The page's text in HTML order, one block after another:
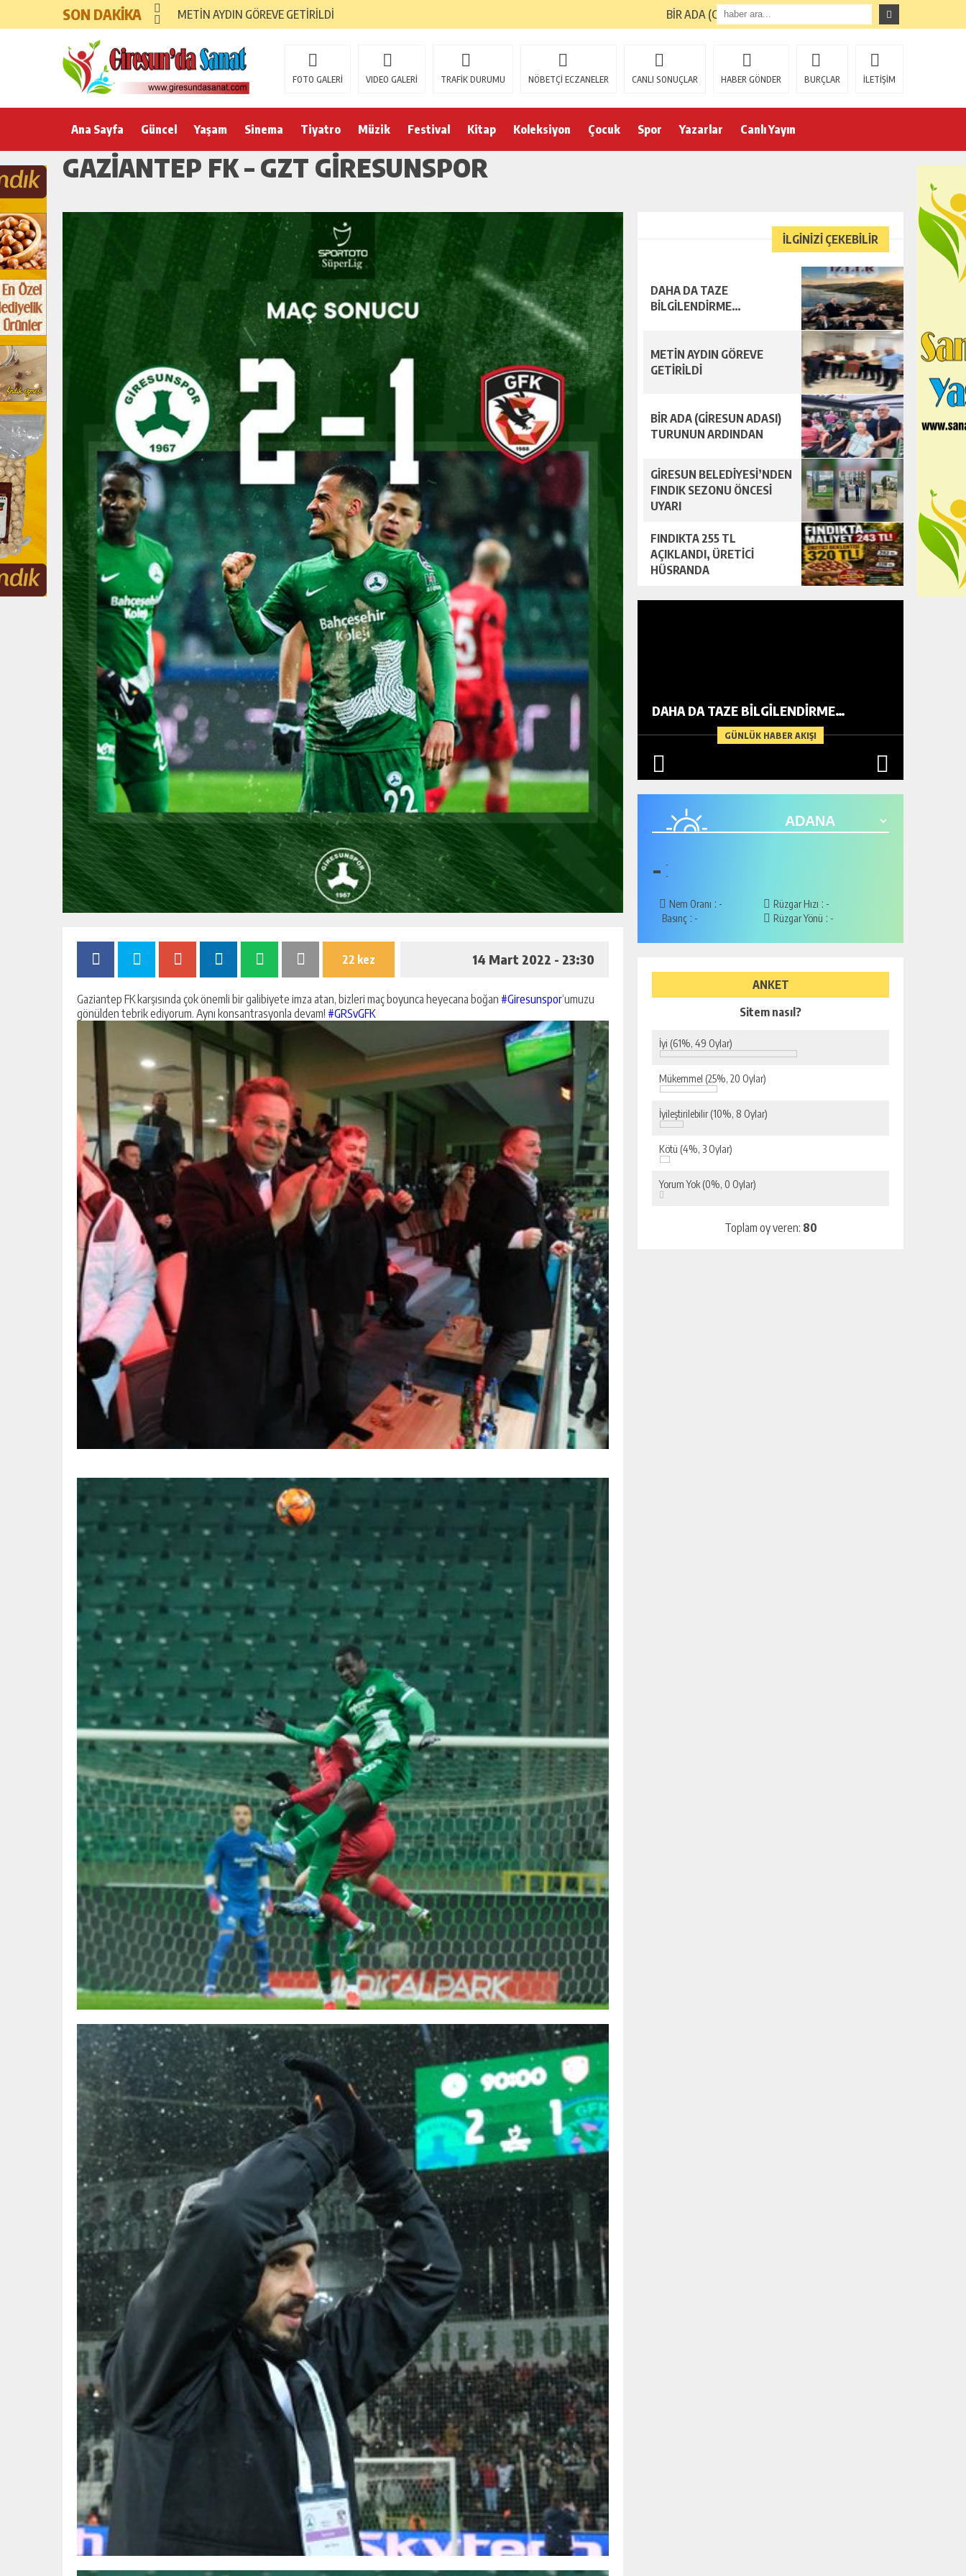
SON DAKİKA METİN AYDIN GÖREVE GETİRİLDİ BİR ADA (GİRESUN ADASI) TURUNUN ARDINDAN
FOTO GALERİ VIDEO GALERİ TRAFİK DURUMU NÖBETÇİ ECZANELER CANLI SONUÇLAR HABER GÖNDER BURÇLAR İLETİŞİM
Ana Sayfa Güncel Yaşam Sinema Tiyatro Müzik Festival Kitap Koleksiyon Çocuk Spor Yazarlar Canlı Yayın
GAZIANTEP FK – GZT GIRESUNSPOR
22 kez 14 Mart 2022 - 23:30
Gaziantep FK karşısında çok önemli bir galibiyete imza atan, bizleri maç boyunca heyecana boğan #Giresunspor‘umuzu
gönülden tebrik ediyorum. Aynı konsantrasyonla devam! #GRSvGFK
İLGİNİZİ ÇEKEBİLİR
DAHA DA TAZE
BİLGİLENDİRME…
METİN AYDIN GÖREVE
GETİRİLDİ
BİR ADA (GİRESUN ADASI)
TURUNUN ARDINDAN
GİRESUN BELEDİYESİ’NDEN
FINDIK SEZONU ÖNCESİ
UYARI
FINDIKTA 255 TL
AÇIKLANDI, ÜRETİCİ
HÜSRANDA
GÜNLÜK HABER AKIŞI
DAHA DA TAZE BİLGİLENDİRME…
- -
-
Nem Oranı : -
Basınç : -
Rüzgar Hızı : -
Rüzgar Yönü : -
ANKET
Sitem nasıl?
İyi (61%, 49 Oylar)
Mükemmel (25%, 20 Oylar)
İyileştirilebilir(10%, 8 Oylar)
Kötü (4%, 3 Oylar)
Yorum Yok (0%, 0 Oylar)
Toplam oy veren: 80